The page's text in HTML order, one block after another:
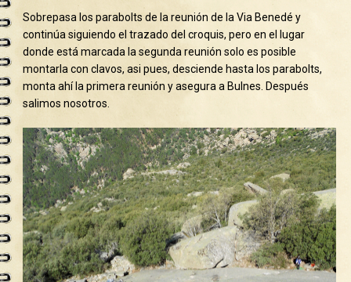
Sobrepasa los parabolts de la reunión de la Via Benedé y
continúa siguiendo el trazado del croquis, pero en el lugar
donde está marcada la segunda reunión solo es posible
montarla con clavos, asi pues, desciende hasta los parabolts,
monta ahí la primera reunión y asegura a Bulnes. Después
salimos nosotros.